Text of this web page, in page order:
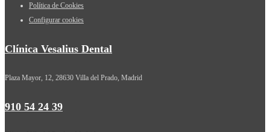
Política de Cookies
Configurar cookies
Clínica Vesalius Dental
Plaza Mayor, 12, 28630 Villa del Prado, Madrid
910 54 24 39